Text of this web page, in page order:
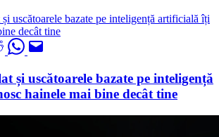
și uscătoarele bazate pe inteligență
hainele mai bine decât tine